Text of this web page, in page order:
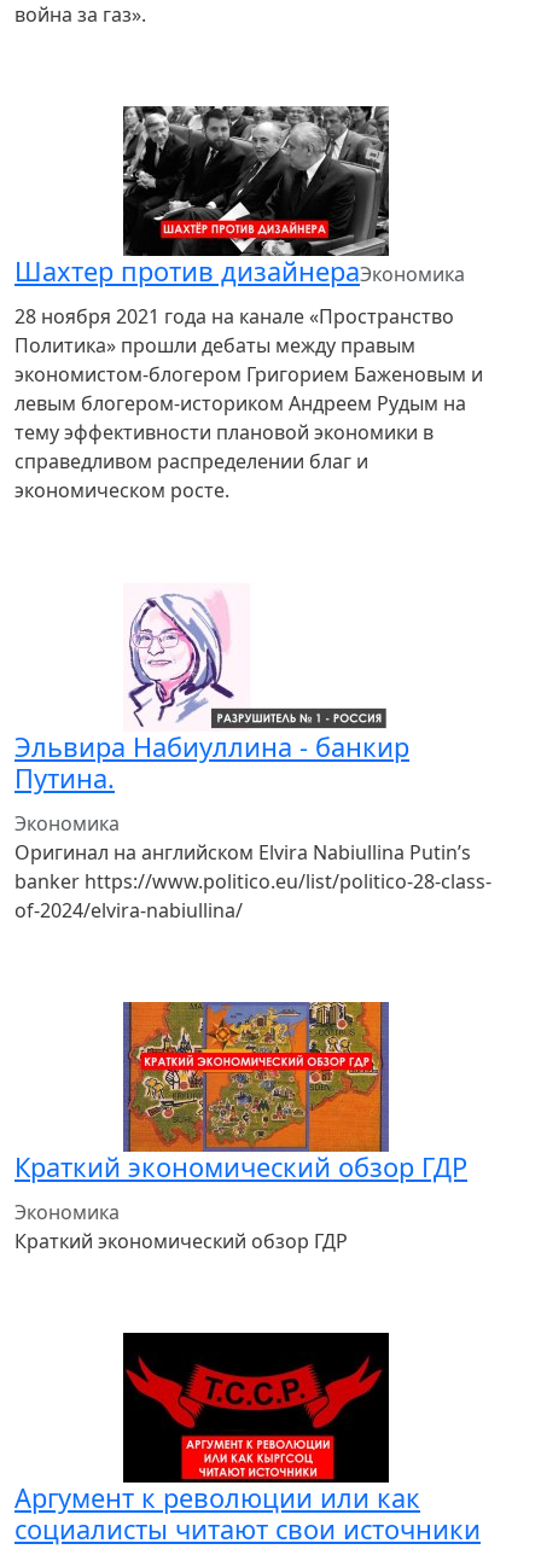
война за газ».
Шахтер против дизайнераЭкономика
28 ноября 2021 года на канале «Пространство
Политика» прошли дебаты между правым
экономистом-блогером Григорием Баженовым и
левым блогером-историком Андреем Рудым на
тему эффективности плановой экономики в
справедливом распределении благ и
экономическом росте.
Эльвира Набиуллина - банкир
Путина.
Экономика
Оригинал на английском Elvira Nabiullina Putin’s
banker https://www.politico.eu/list/politico-28-class-
of-2024/elvira-nabiullina/
Краткий экономический обзор ГДР
Экономика
Краткий экономический обзор ГДР
Аргумент к революции или как
социалисты читают свои источники